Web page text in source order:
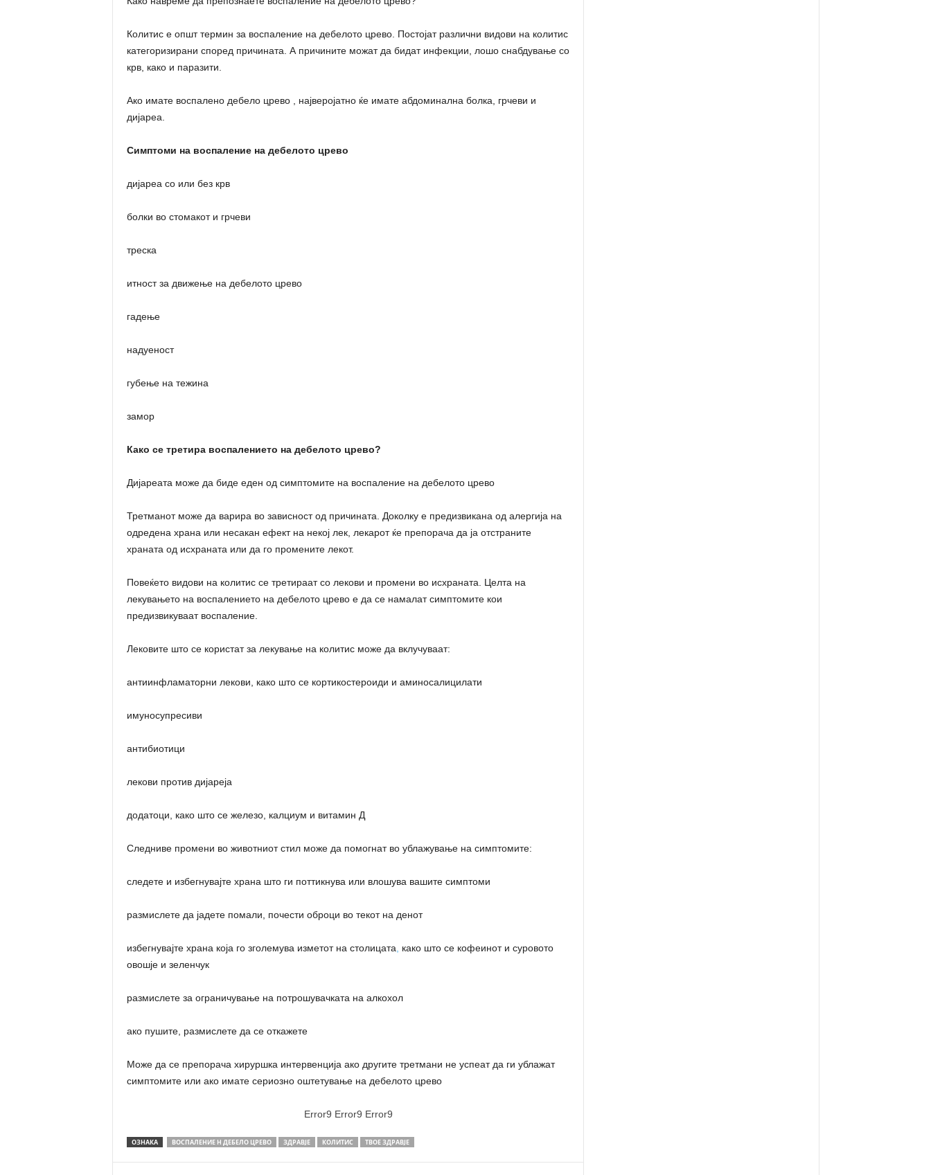
Колитис е општ термин за воспаление на дебелото црево. Постојат различни видови на колитис
категоризирани според причината. А причините можат да бидат инфекции, лошо снабдување со
крв, како и паразити.
Ако имате воспалено дебело црево , најверојатно ќе имате абдоминална болка, грчеви и
дијареа.
Симптоми на воспаление на дебелото црево
дијареа со или без крв
болки во стомакот и грчеви
треска
итност за движење на дебелото црево
гадење
надуеност
губење на тежина
замор
Како се третира воспалението на дебелото црево?
Дијареата може да биде еден од симптомите на воспаление на дебелото црево
Третманот може да варира во зависност од причината. Доколку е предизвикана од алергија на
одредена храна или несакан ефект на некој лек, лекарот ќе препорача да ја отстраните
храната од исхраната или да го промените лекот.
Повеќето видови на колитис се третираат со лекови и промени во исхраната. Целта на
лекувањето на воспалението на дебелото црево е да се намалат симптомите кои
предизвикуваат воспаление.
Лековите што се користат за лекување на колитис може да вклучуваат:
антиинфламаторни лекови, како што се кортикостероиди и аминосалицилати
имуносупресиви
антибиотици
лекови против дијареја
додатоци, како што се железо, калциум и витамин Д
Следниве промени во животниот стил може да помогнат во ублажување на симптомите:
следете и избегнувајте храна што ги поттикнува или влошува вашите симптоми
размислете да јадете помали, почести оброци во текот на денот
избегнувајте храна која го зголемува изметот на столицата
како што се кофеинот и суровото
овошје и зеленчук
размислете за ограничување на потрошувачката на алкохол
ако пушите, размислете да се откажете
Може да се препорача хируршка интервенција ако другите третмани не успеат да ги ублажат
симптомите или ако имате сериозно оштетување на дебелото црево
Error9 Error9 Error9
ОЗНАКА ВОСПАЛЕНИЕ Н ДЕБЕЛО ЦРЕВО ЗДРАВЈЕ КОЛИТИС ТВОЕ ЗДРАВЈЕ